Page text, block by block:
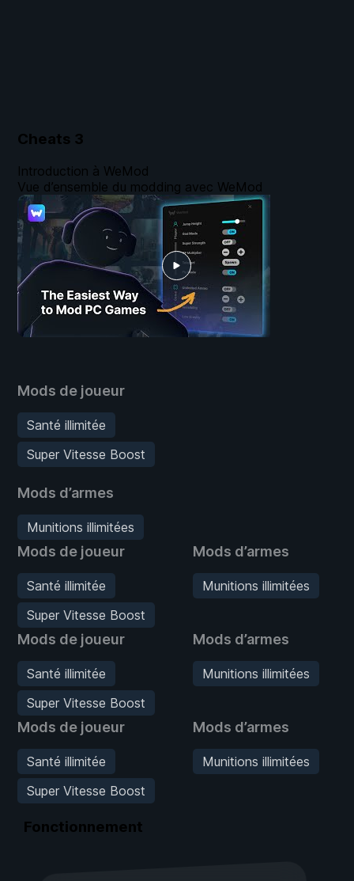
Cheats 3
Mods de joueur
Santé illimitée
Super Vitesse Boost
Mods d’armes
Munitions illimitées
Mods de joueur
Santé illimitée
Super Vitesse Boost
Mods d’armes
Munitions illimitées
Mods de joueur
Santé illimitée
Super Vitesse Boost
Mods d’armes
Munitions illimitées
Mods de joueur
Santé illimitée
Super Vitesse Boost
Mods d’armes
Munitions illimitées
Introduction à WeMod
Vue d’ensemble du modding avec WeMod
Fonctionnement